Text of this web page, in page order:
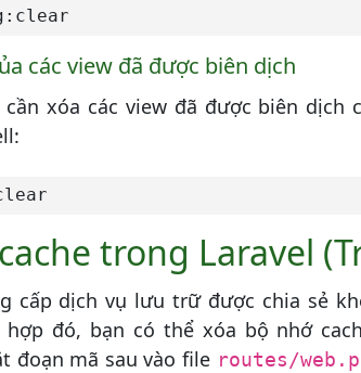
các view đã được biên dịch
xóa các view đã được biên dịch
trong Laravel
cấp dịch vụ lưu trữ được chia sẻ
đó, bạn có thể xóa bộ nhớ
đoạn mã sau vào file routes/